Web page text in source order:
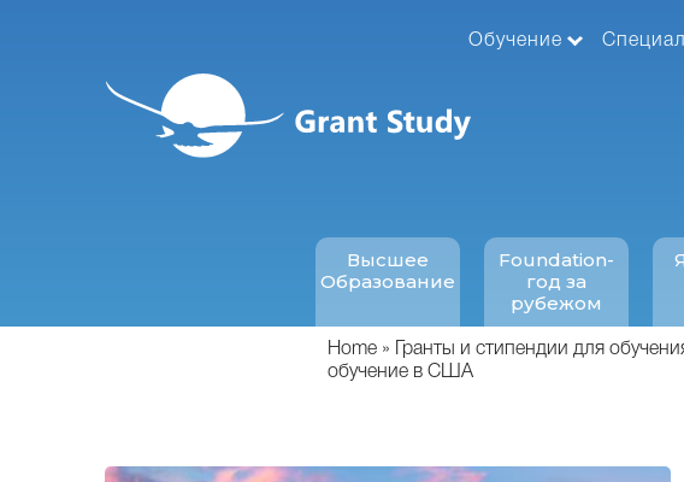
содержанию
Обучение
Высшее
Образование
Foundation-
год за
рубежом
Home Гранты и стипендии для
обучение в США